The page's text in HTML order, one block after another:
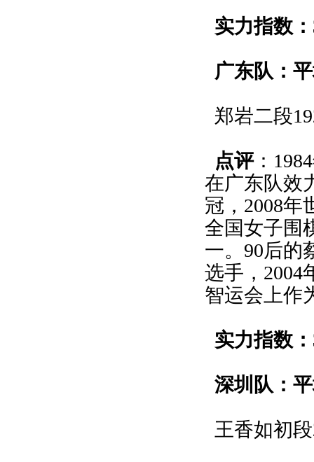
实力指数
广东队：
郑岩二段
点评：
在广东队效
冠，2008年
全国女子围
一。90后的
选手，2004
智运会上作
实力指数
深圳队：
王香如初